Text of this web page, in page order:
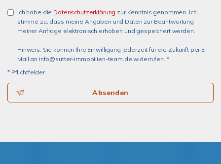
Ich habe die Datenschutzerklärung zur Kenntnis genommen. Ich
stimme zu, dass meine Angaben und Daten zur Beantwortung
meiner Anfrage elektronisch erhoben und gespeichert werden.
Hinweis: Sie können Ihre Einwilligung jederzeit für die Zukunft per E-
Mail an info@sutter-immobilien-team.de widerrufen. *
* Pflichtfelder
Absenden